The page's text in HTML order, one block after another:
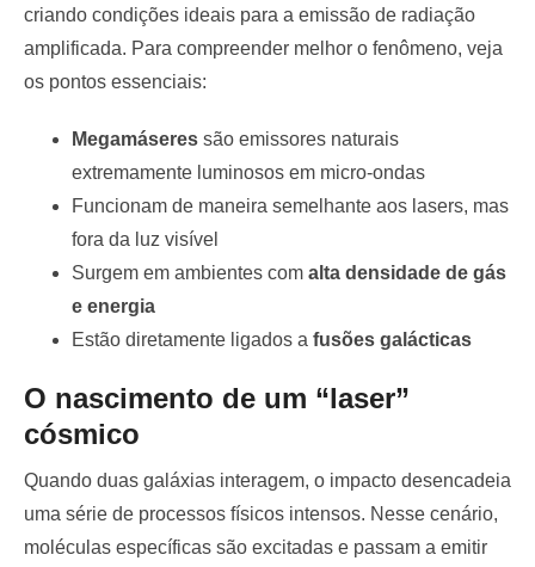
criando condições ideais para a emissão de radiação
amplificada. Para compreender melhor o fenômeno, veja
os pontos essenciais:
Megamáseres são emissores naturais
extremamente luminosos em micro-ondas
Funcionam de maneira semelhante aos lasers, mas
fora da luz visível
Surgem em ambientes com alta densidade de gás
e energia
Estão diretamente ligados a fusões galácticas
O nascimento de um “laser”
cósmico
Quando duas galáxias interagem, o impacto desencadeia
uma série de processos físicos intensos. Nesse cenário,
moléculas específicas são excitadas e passam a emitir